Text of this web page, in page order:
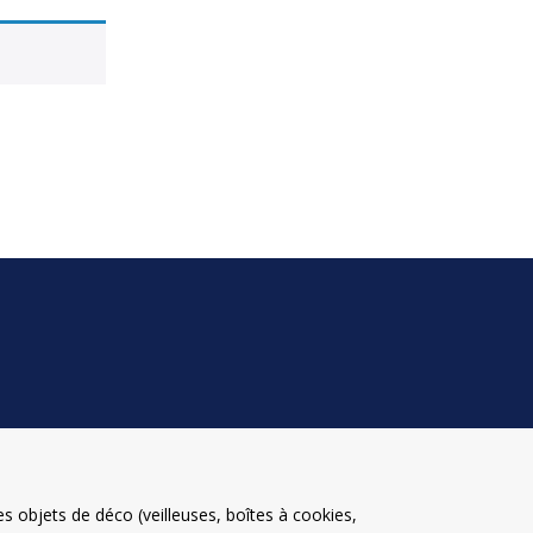
objets de déco (veilleuses, boîtes à cookies,